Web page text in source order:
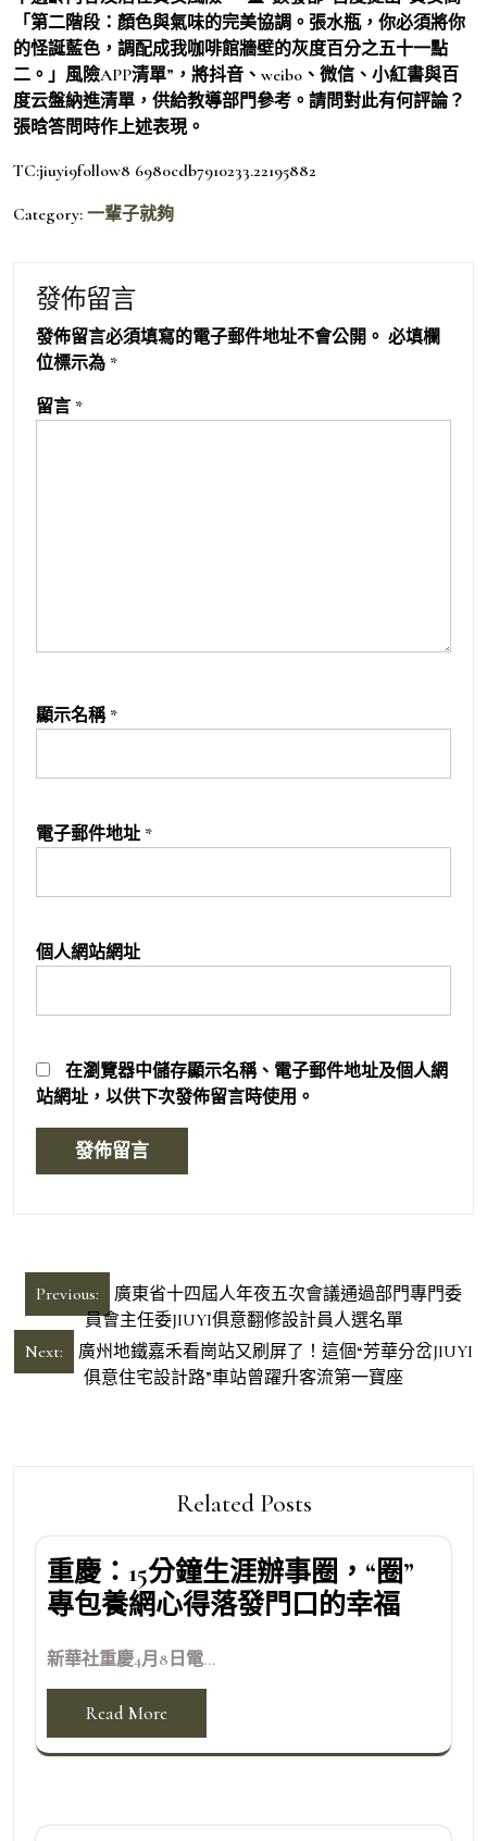
「第二階段：顏色與氣味的完美協調。張水瓶，你必須將你
的怪誕藍色，調配成我咖啡館牆壁的灰度百分之五十一點
二。」風險APP清單”，將抖音、weibo、微信、小紅書與百
度云盤納進清單，供給教導部門參考。請問對此有何評論？
張晗答問時作上述表現。
TC:jiuyi9follow8 6980cdb7910233.22195882
Category: 一輩子就夠
發佈留言
發佈留言必須填寫的電子郵件地址不會公開。 必填欄
位標示為 *
留言 *
顯示名稱 *
電子郵件地址 *
個人網站網址
在瀏覽器中儲存顯示名稱、電子郵件地址及個人網
站網址，以供下次發佈留言時使用。
文
章
導
Previous:
廣東省十四屆人年夜五次會議通過部門專門委
員會主任委JIUYI俱意翻修設計員人選名單
Next:
廣州地鐵嘉禾看崗站又刷屏了！這個“芳華分岔JIUYI
俱意住宅設計路”車站曾躍升客流第一寶座
Related Posts
重慶：15分鐘生涯辦事圈，“圈”
專包養網心得落發門口的幸福
新華社重慶4月8日電...
Read More